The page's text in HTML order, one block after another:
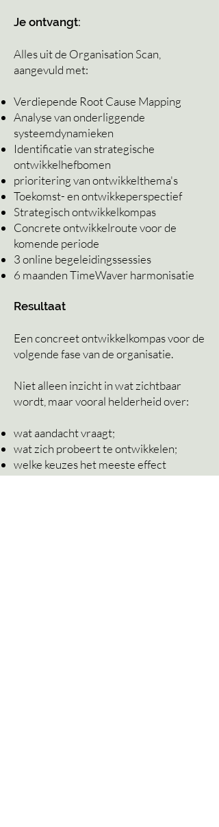
Je ontvangt:
Alles uit de Organisation Scan,
aangevuld met:
Verdiepende Root Cause Mapping
Analyse van onderliggende
systeemdynamieken
Identificatie van strategische
ontwikkelhefbomen
prioritering van ontwikkelthema's
Toekomst- en ontwikkeperspectief
Strategisch ontwikkelkompas
Concrete ontwikkelroute voor de
komende periode
3 online begeleidingssessies
6 maanden TimeWaverharmonisatie
Resultaat
Een concreet ontwikkelkompas voor de
volgende fase van de organisatie.
Niet alleen inzicht in wat zichtbaar
wordt, maar vooral helderheid over:
wat aandacht vraagt;
wat zich probeert te ontwikkelen;
welke keuzes het meeste effect
hebben;